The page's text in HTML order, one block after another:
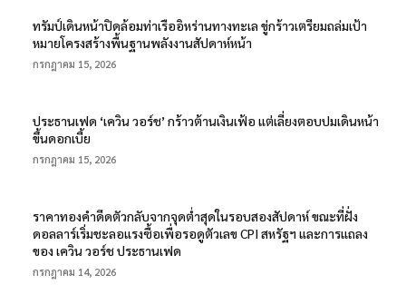
ทรัมป์เดินหน้าปิดล้อมท่าเรืออิหร่านทางทะเล ขู่กร้าวเตรียมถล่มเป้า
หมายโครงสร้างพื้นฐานพลังงานสัปดาห์หน้า
กรกฎาคม 15, 2026
ประธานเฟด ‘เควิน วอร์ช’ กร้าวต้านเงินเฟ้อ แต่เลี่ยงตอบปมเดินหน้า
ขึ้นดอกเบี้ย
กรกฎาคม 15, 2026
ราคาทองคำดีดตัวกลับจากจุดต่ำสุดในรอบสองสัปดาห์ ขณะที่ฝั่ง
ดอลลาร์เริ่มชะลอแรงซื้อเพื่อรอดูตัวเลข CPI สหรัฐฯ และการแถลง
ของ เควิน วอร์ช ประธานเฟด
กรกฎาคม 14, 2026